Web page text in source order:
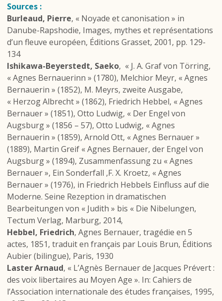
Sources :
Burleaud, Pierre, « Noyade et canonisation » in
Danube-Rapshodie, Images, mythes et représentations
d’un fleuve européen, Éditions Grasset, 2001, pp. 129-
134
Ishikawa-Beyerstedt, Saeko, « J. A. Graf von Törring,
« Agnes Bernauerinn » (1780), Melchior Meyr, « Agnes
Bernauerin » (1852), M. Meyrs, zweite Ausgabe,
« Herzog Albrecht » (1862), Friedrich Hebbel, « Agnes
Bernauer » (1851), Otto Ludwig, « Der Engel von
Augsburg » (1856 – 57), Otto Ludwig, « Agnes
Bernauerin » (1859), Arnold Ott, « Agnes Bernauer »
(1889), Martin Greif « Agnes Bernauer, der Engel von
Augsburg » (1894), Zusammenfassung zu « Agnes
Bernauer », Ein Sonderfall ,F. X. Kroetz, « Agnes
Bernauer » (1976), in Friedrich Hebbels Einfluss auf die
Moderne. Seine Rezeption in dramatischen
Bearbeitungen von « Judith » bis « Die Nibelungen,
Tectum Verlag, Marburg, 2014,
Hebbel, Friedrich, Agnes Bernauer, tragédie en 5
actes, 1851, traduit en français par Louis Brun, Éditions
Aubier (bilingue), Paris, 1930
Laster Arnaud, « L’Agnès Bernauer de Jacques Prévert :
des voix libertaires au Moyen Age ». In: Cahiers de
l’Association internationale des études françaises, 1995,